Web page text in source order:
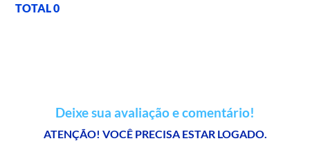
TOTAL 0
Deixe sua avaliação e comentário!
ATENÇÃO! VOCÊ PRECISA ESTAR LOGADO.